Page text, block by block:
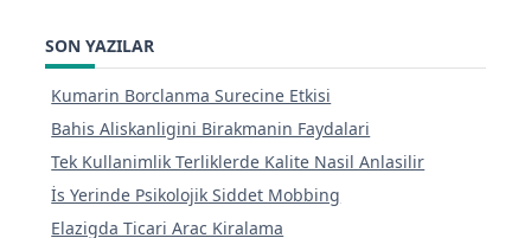
SON YAZILAR
Kumarin Borclanma Surecine Etkisi
Bahis Aliskanligini Birakmanin Faydalari
Tek Kullanimlik Terliklerde Kalite Nasil Anlasilir
İs Yerinde Psikolojik Siddet Mobbing
Elazigda Ticari Arac Kiralama